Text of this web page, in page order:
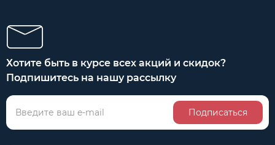
Хотите быть в курсе всех акций и скидок?
Подпишитесь на нашу рассылку
Подписаться